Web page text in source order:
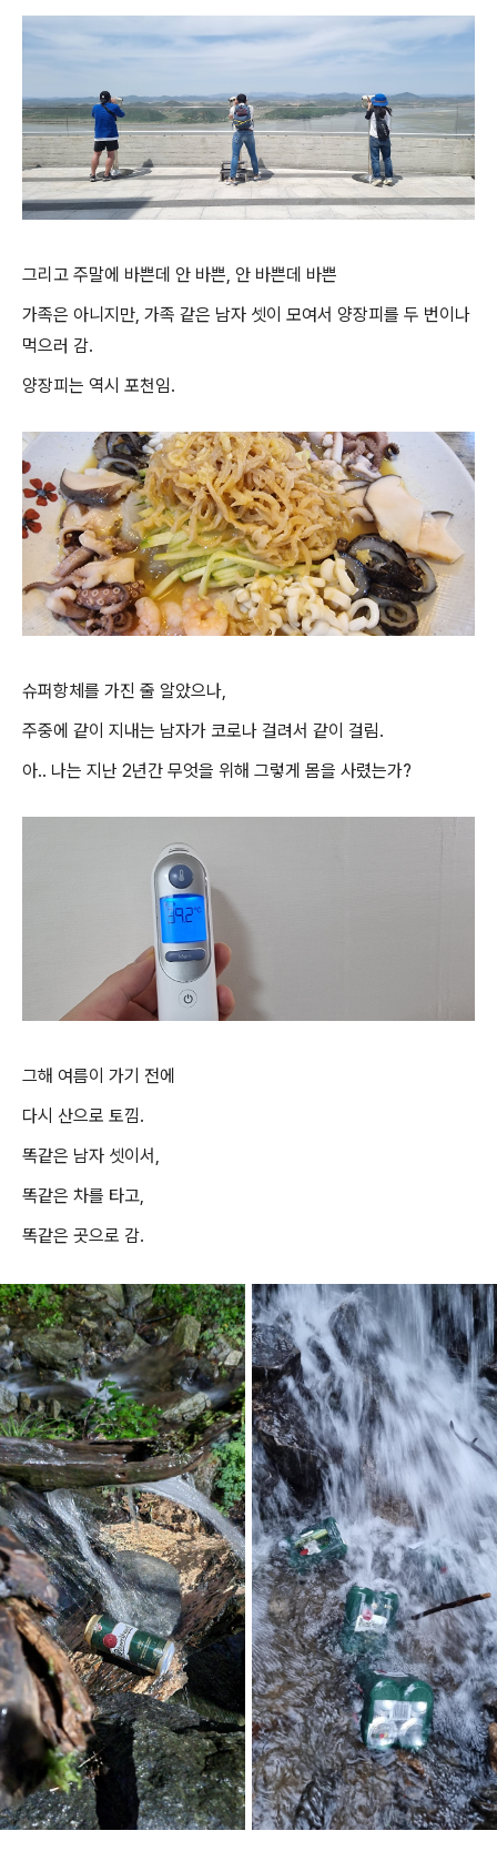
그리고 주말에 바쁜데 안 바쁜, 안 바쁜데 바쁜
가족은 아니지만, 가족 같은 남자 셋이 모여서 양장피를 두 번이나
먹으러 감.
양장피는 역시 포천임.
슈퍼항체를 가진 줄 알았으나,
주중에 같이 지내는 남자가 코로나 걸려서 같이 걸림.
아.. 나는 지난 2년간 무엇을 위해 그렇게 몸을 사렸는가?
그해 여름이 가기 전에
다시 산으로 토낌.
똑같은 남자 셋이서,
똑같은 차를 타고,
똑같은 곳으로 감.